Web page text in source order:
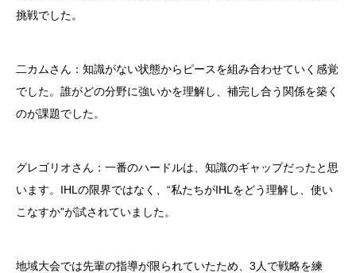
挑戦でした。
二カムさん：知識がない状態からピースを組み合わせていく感覚
でした。誰がどの分野に強いかを理解し、補完し合う関係を築く
のが課題でした。
グレゴリオさん：一番のハードルは、知識のギャップだったと思
います。IHLの限界ではなく、“私たちがIHLをどう理解し、使い
こなすか”が試されていました。
地域大会では先輩の指導が限られていたため、3人で戦略を練